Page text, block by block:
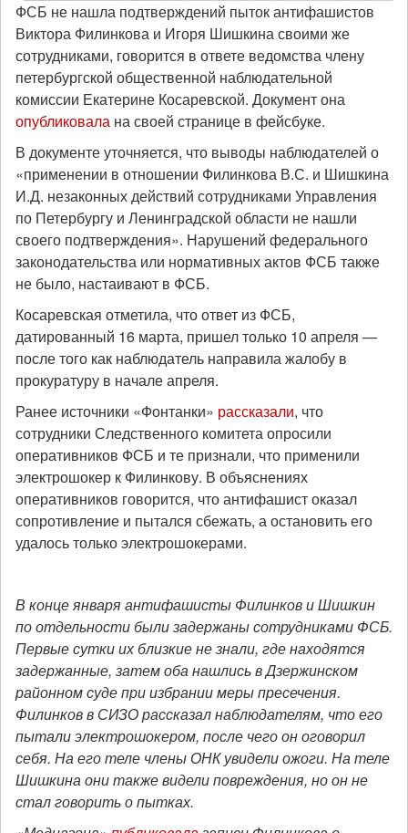
ФСБ не нашла подтверждений пыток антифашистов
Виктора Филинкова и Игоря Шишкина своими же
сотрудниками, говорится в ответе ведомства члену
петербургской общественной наблюдательной
комиссии Екатерине Косаревской. Документ она
опубликовала на своей странице в фейсбуке.
В документе уточняется, что выводы наблюдателей о
«применении в отношении Филинкова В.С. и Шишкина
И.Д. незаконных действий сотрудниками Управления
по Петербургу и Ленинградской области не нашли
своего подтверждения». Нарушений федерального
законодательства или нормативных актов ФСБ также
не было, настаивают в ФСБ.
Косаревская отметила, что ответ из ФСБ,
датированный 16 марта, пришел только 10 апреля —
после того как наблюдатель направила жалобу в
прокуратуру в начале апреля.
Ранее источники «Фонтанки» рассказали, что
сотрудники Следственного комитета опросили
оперативников ФСБ и те признали, что применили
электрошокер к Филинкову. В объяснениях
оперативников говорится, что антифашист оказал
сопротивление и пытался сбежать, а остановить его
удалось только электрошокерами.
В конце января антифашисты Филинков и Шишкин
по отдельности были задержаны сотрудниками ФСБ.
Первые сутки их близкие не знали, где находятся
задержанные, затем оба нашлись в Дзержинском
районном суде при избрании меры пресечения.
Филинков в СИЗО рассказал наблюдателям, что его
пытали электрошокером, после чего он оговорил
себя. На его теле члены ОНК увидели ожоги. На теле
Шишкина они также видели повреждения, но он не
стал говорить о пытках.